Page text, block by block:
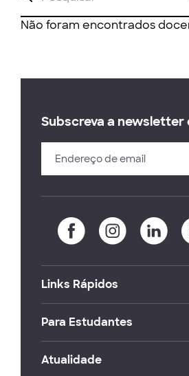
Não foram encontrados
Subscreva a newsletter
Links Rápidos
Para Estudantes
Atualidade